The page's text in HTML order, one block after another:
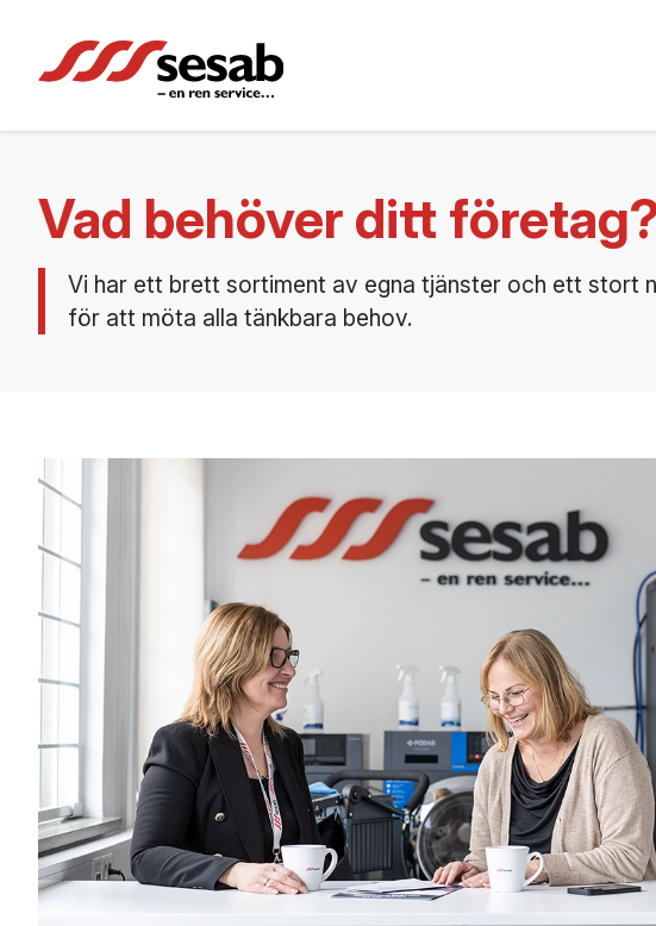
Vad behöver ditt
Vi har ett brett sortiment av egna tjänster och ett stort
för att möta alla tänkbara behov.